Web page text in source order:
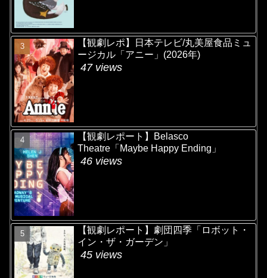
【観劇レポ】日本テレビ/丸美屋食品ミュ
ージカル「アニー」(2026年)
47 views
【観劇レポート】Belasco
Theatre「Maybe Happy Ending」
46 views
【観劇レポート】劇団四季「ロボット・
イン・ザ・ガーデン」
45 views